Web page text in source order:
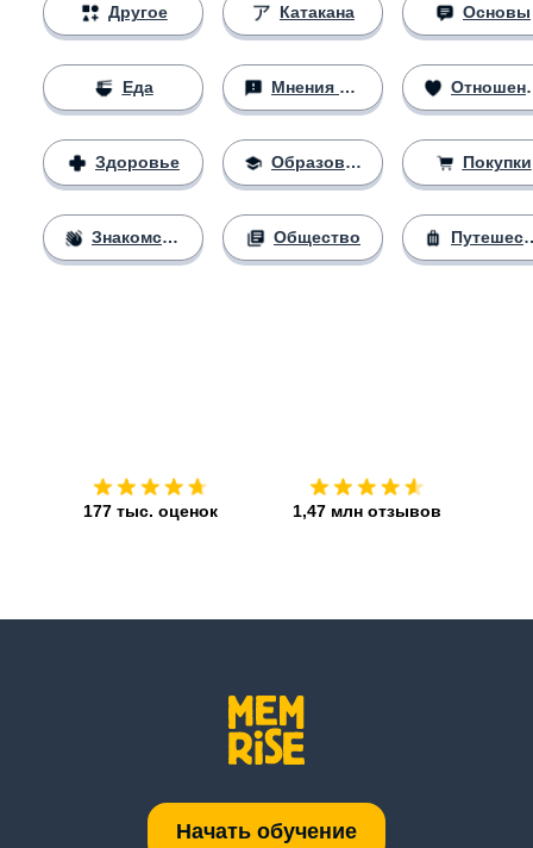
Другое
Еда
Здоровье
Знакомство
Катакана
Мнения и убеждения
Образование
Общество
Основы
Отношения
Покупки
Путешествия
177 тыс. оценок 1,47 млн отзывов
Начать обучение